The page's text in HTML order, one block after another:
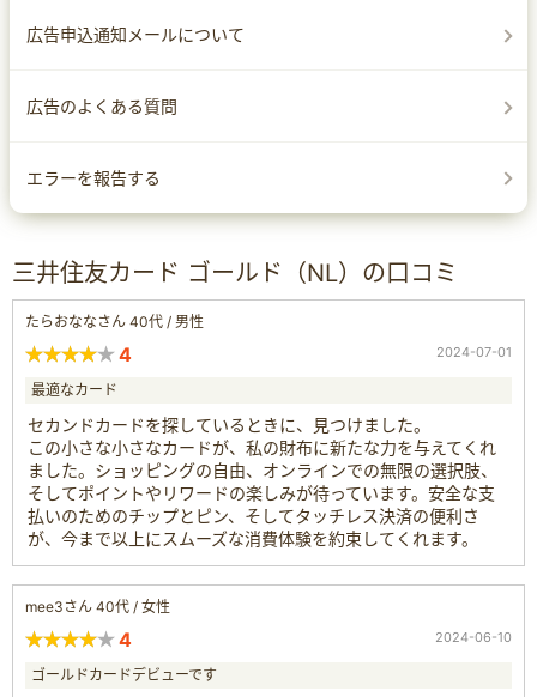
広告申込通知メールについて
広告のよくある質問
エラーを報告する
三井住友カード ゴールド（NL）の口コミ
たらおななさん 40代 / 男性
4 2024-07-01
最適なカード
セカンドカードを探しているときに、見つけました。
この小さな小さなカードが、私の財布に新たな力を与えてくれ
ました。ショッピングの自由、オンラインでの無限の選択肢、
そしてポイントやリワードの楽しみが待っています。安全な支
払いのためのチップとピン、そしてタッチレス決済の便利さ
が、今まで以上にスムーズな消費体験を約束してくれます。
mee3さん 40代 / 女性
4 2024-06-10
ゴールドカードデビューです